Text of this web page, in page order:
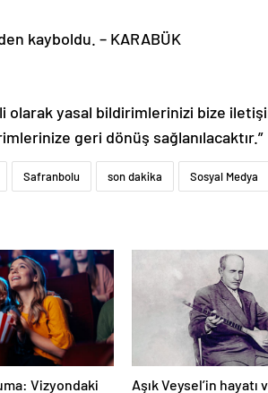
kayboldu. – KARABÜK
olarak yasal bildirimlerinizi bize
geri dönüş sağlanılacaktır.”
Safranbolu son dakika Sosyal Medya
Vizyondaki
Aşık Veysel’in hayatı